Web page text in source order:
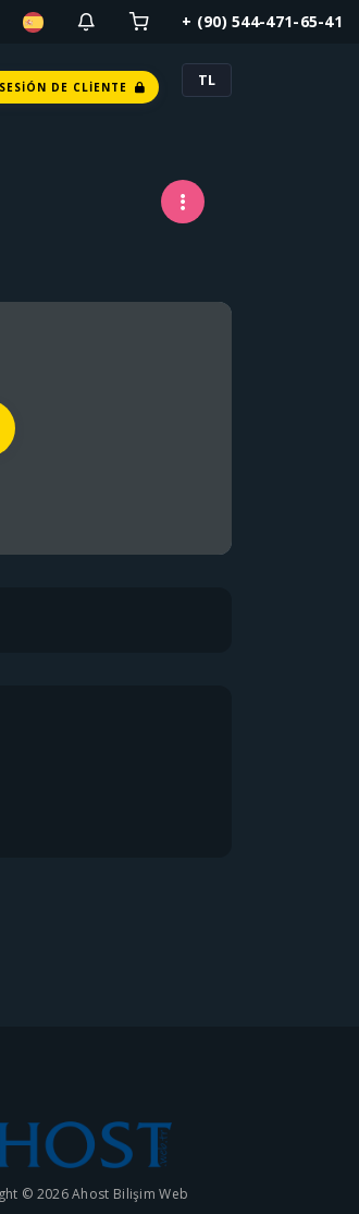
+ (90) 544-471-65-41
DE CLIENTE TL
© 2026 Ahost Bilişim Web